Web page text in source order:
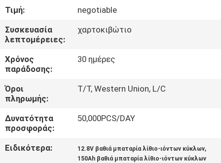
ΕΠΙΚΟΙΝΩΝΉΣΤΕ
ΜΑΖΊ
ΕΙΔΉΣΕΙΣ
ΖΗΤΉΣΤΕ
ΜΙΑ
ΠΡΟΣΦΟΡΆ
Τιμή:
negotiable
Συσκευασία
λεπτομέρειες:
χαρτοκιβώτιο
Χρόνος
παράδοσης:
30 ημέρες
Όροι
πληρωμής:
T/T, Western Union, L/C
Δυνατότητα
προσφοράς:
50,000PCS/DAY
Ειδικότερα: 12.8V βαθιά μπαταρία λίθιο-ιόντων κύκλων,
150Ah βαθιά μπαταρία λίθιο-ιόντων κύκλων